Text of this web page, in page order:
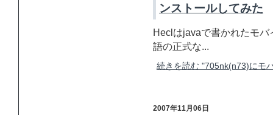
ンストールしてみた
Heclはjavaで書かれたモ
語の正式な...
続きを読む "705nk(n73)にモ
2007年11月06日